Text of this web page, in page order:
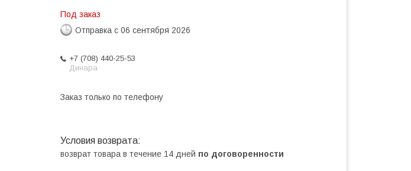
Под заказ
Отправка с 06 сентября 2026
+7 (708) 440-25-53
Динара
Заказ только по телефону
возврат товара в течение 14 дней по договоренности